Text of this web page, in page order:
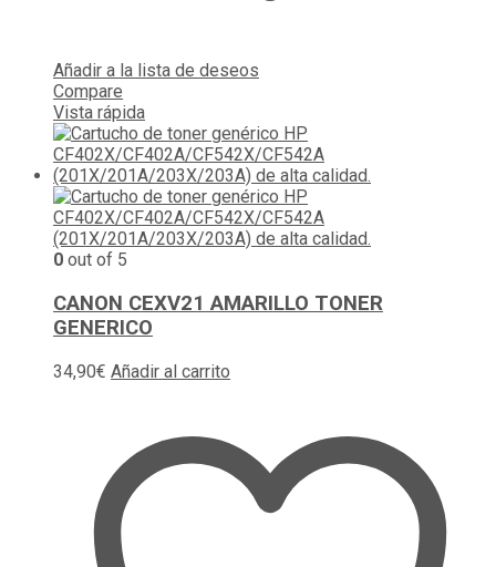
Añadir a la lista de deseos
Compare
Vista rápida
0 out of 5
CANON CEXV21 AMARILLO TONER
GENERICO
34,90€ Añadir al carrito